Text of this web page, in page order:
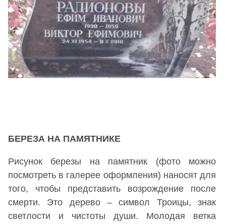
БЕРЕЗА НА ПАМЯТНИКЕ
Рисунок березы на памятник (фото можно
посмотреть в галерее оформления) наносят для
того, чтобы представить возрождение после
смерти. Это дерево – символ Троицы, знак
светлости и чистоты души. Молодая ветка